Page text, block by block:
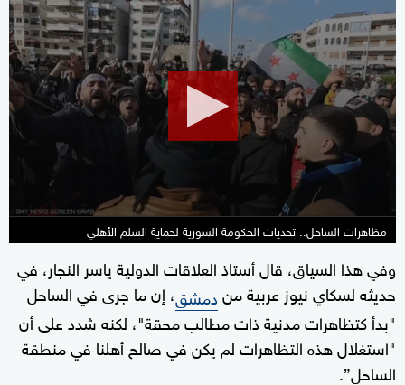
0
seconds
of
24
minutes,
17
seconds
مظاهرات الساحل.. تحديات الحكومة السورية لحماية السلم الأهلي
وفي هذا السياق، قال أستاذ العلاقات الدولية ياسر النجار، في
حديثه لسكاي نيوز عربية مندمشق، إن ما جرى في الساحل
"بدأ كتظاهرات مدنية ذات مطالب محقة"، لكنه شدد على أن
"استغلال هذه التظاهرات لم يكن في صالح أهلنا في منطقة
الساحل”.